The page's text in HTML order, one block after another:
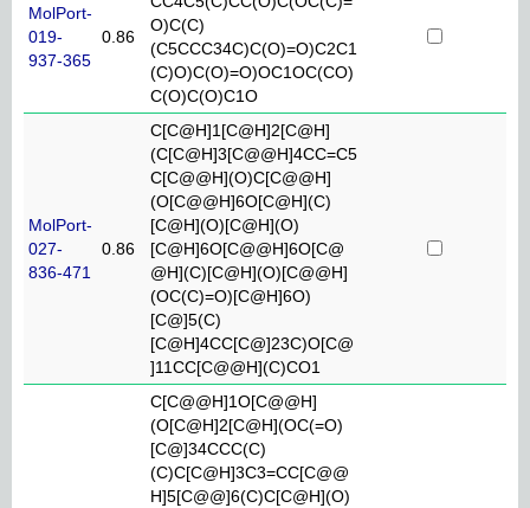
MolPort-
019-
937-365
0.86
O)C(C)
(C5CCC34C)C(O)=O)C2C1
(C)O)C(O)=O)OC1OC(CO)
C(O)C(O)C1O
MolPort-
027-
836-471
0.86
C[C@H]1[C@H]2[C@H]
(C[C@H]3[C@@H]4CC=C5
C[C@@H](O)C[C@@H]
(O[C@@H]6O[C@H](C)
[C@H](O)[C@H](O)
[C@H]6O[C@@H]6O[C@
@H](C)[C@H](O)[C@@H]
(OC(C)=O)[C@H]6O)
[C@]5(C)
[C@H]4CC[C@]23C)O[C@
]11CC[C@@H](C)CO1
C[C@@H]1O[C@@H]
(O[C@H]2[C@H](OC(=O)
[C@]34CCC(C)
(C)C[C@H]3C3=CC[C@@
H]5[C@@]6(C)C[C@H](O)